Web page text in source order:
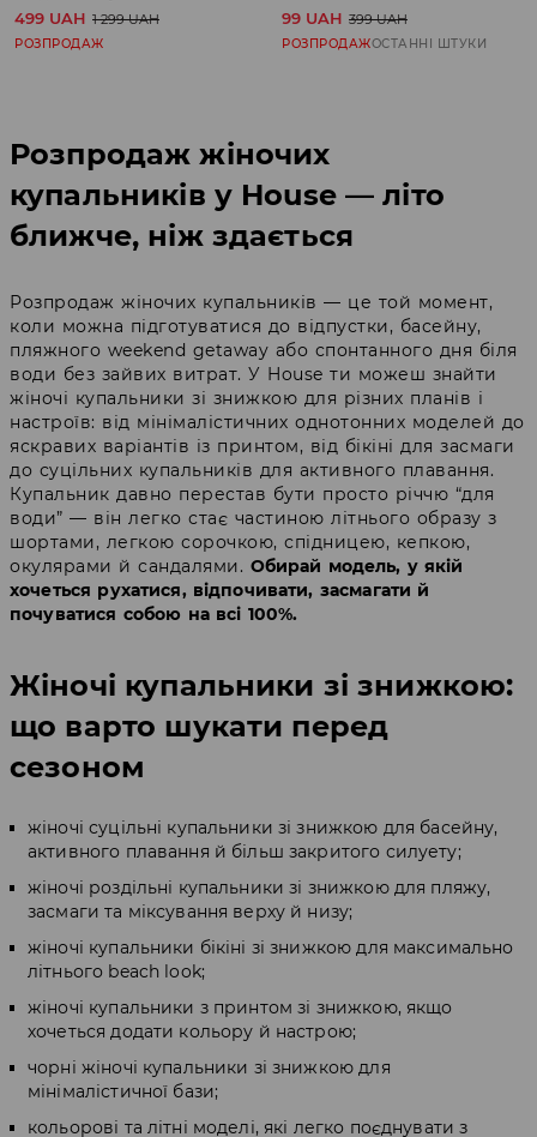
499 UAH 1 299 UAH
РОЗПРОДАЖ
99 UAH 399 UAH
РОЗПРОДАЖОСТАННІ ШТУКИ
Розпродаж жіночих
купальників у House — літо
ближче, ніж здається
Розпродаж жіночих купальників — це той момент,
коли можна підготуватися до відпустки, басейну,
пляжного weekend getaway або спонтанного дня біля
води без зайвих витрат. У House ти можеш знайти
жіночі купальники зі знижкою для різних планів і
настроїв: від мінімалістичних однотонних моделей до
яскравих варіантів із принтом, від бікіні для засмаги
до суцільних купальників для активного плавання.
Купальник давно перестав бути просто річчю “для
води” — він легко стає частиною літнього образу з
шортами, легкою сорочкою, спідницею, кепкою,
окулярами й сандалями. Обирай модель, у якій
хочеться рухатися, відпочивати, засмагати й
почуватися собою на всі 100%.
Жіночі купальники зі знижкою:
що варто шукати перед
сезоном
жіночі суцільні купальники зі знижкою для басейну,
активного плавання й більш закритого силуету;
жіночі роздільні купальники зі знижкою для пляжу,
засмаги та міксування верху й низу;
жіночі купальники бікіні зі знижкою для максимально
літнього beach look;
жіночі купальники з принтом зі знижкою, якщо
хочеться додати кольору й настрою;
чорні жіночі купальники зі знижкою для
мінімалістичної бази;
кольорові та літні моделі, які легко поєднувати з